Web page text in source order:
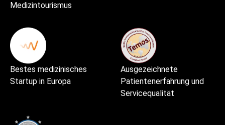
Medizintourismus
Bestes medizinisches
Startup in Europa
Ausgezeichnete
Patientenerfahrung und
Servicequalität